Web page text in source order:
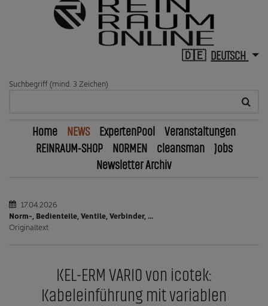
DEUTSCH
Suchbegriff (mind. 3 Zeichen)
Home NEWS ExpertenPool
Veranstaltungen
REINRAUM-SHOP
NORMEN cleansman
Jobs
Newsletter Archiv
17.04.2026
Norm-, Bedienteile, Ventile, Verbinder, ...
Originaltext
KEL-ERM VARIO von icotek:
Kabeleinführung mit variablen